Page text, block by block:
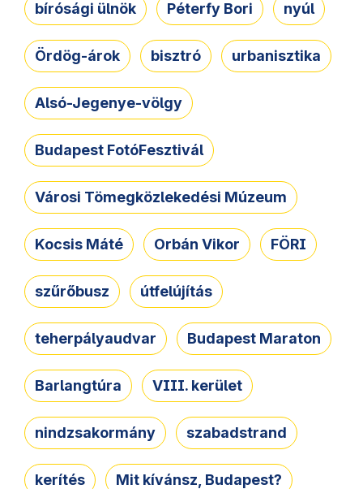
bírósági ülnök Péterfy Bori nyúl
Ördög-árok bisztró urbanisztika
Alsó-Jegenye-völgy
Budapest FotóFesztivál
Városi Tömegközlekedési Múzeum
Kocsis Máté Orbán Vikor FÖRI
szűrőbusz útfelújítás
teherpályaudvar Budapest Maraton
Barlangtúra VIII. kerület
nindzsakormány szabadstrand
kerítés Mit kívánsz, Budapest?